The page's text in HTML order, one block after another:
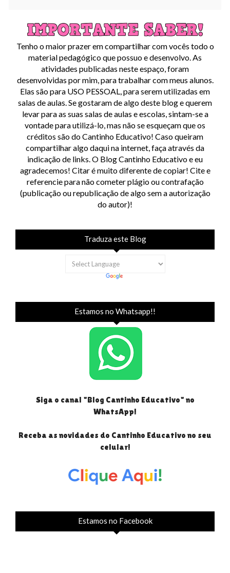
Tenho o maior prazer em compartilhar com vocês todo o
material pedagógico que possuo e desenvolvo. As
atividades publicadas neste espaço, foram
desenvolvidas por mim, para trabalhar com meus alunos.
Elas são para USO PESSOAL, para serem utilizadas em
salas de aulas. Se gostaram de algo deste blog e querem
levar para as suas salas de aulas e escolas, sintam-se a
vontade para utilizá-lo, mas não se esqueçam que os
créditos são do Cantinho Educativo! Caso queiram
compartilhar algo daqui na internet, faça através da
indicação de links. O Blog Cantinho Educativo e eu
agradecemos! Citar é muito diferente de copiar! Cite e
referencie para não cometer plágio ou contrafação
(publicação ou republicação de algo sem a autorização
do autor)!
Traduza este Blog
Estamos no Whatsapp!!
Siga o canal "Blog Cantinho Educativo" no
WhatsApp!
Receba as novidades do Cantinho Educativo no seu
celular!
Estamos no Facebook